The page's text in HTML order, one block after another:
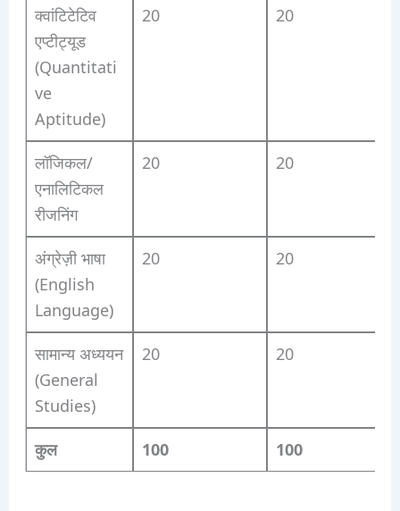
क्वांटिटेटिव
एप्टीट्यूड
(Quantitati
ve
Aptitude)
20 20
लॉजिकल/
एनालिटिकल
रीजनिंग
20 20
अंग्रेज़ी भाषा
(English
Language)
20 20
सामान्य अध्ययन
(General
Studies)
20 20
कुल 100 100